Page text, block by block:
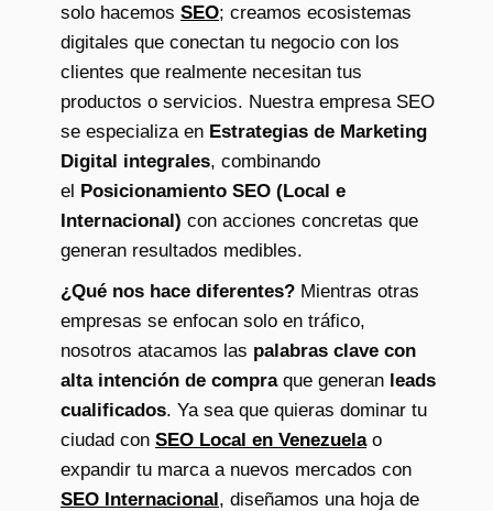
solo hacemos SEO; creamos ecosistemas
digitales que conectan tu negocio con los
clientes que realmente necesitan tus
productos o servicios. Nuestra empresa SEO
se especializa en Estrategias de Marketing
Digital integrales, combinando
el Posicionamiento SEO (Local e
Internacional) con acciones concretas que
generan resultados medibles.
¿Qué nos hace diferentes? Mientras otras
empresas se enfocan solo en tráfico,
nosotros atacamos las palabras clave con
alta intención de compraque generan leads
cualificados. Ya sea que quieras dominar tu
ciudad con SEO Local en Venezuelao
expandir tu marca a nuevos mercados con
SEO Internacional, diseñamos una hoja de